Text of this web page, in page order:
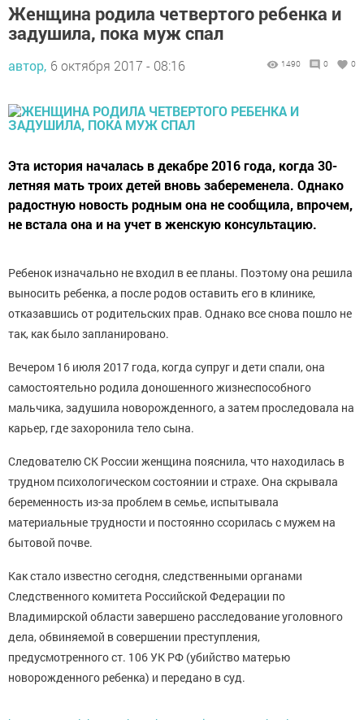
Женщина родила четвертого ребенка и
задушила, пока муж спал
автор, 6 октября 2017 - 08:16 1490 0 0
Эта история началась в декабре 2016 года, когда 30-
летняя мать троих детей вновь забеременела. Однако
радостную новость родным она не сообщила, впрочем,
не встала она и на учет в женскую консультацию.
Ребенок изначально не входил в ее планы. Поэтому она решила
выносить ребенка, а после родов оставить его в клинике,
отказавшись от родительских прав. Однако все снова пошло не
так, как было запланировано.
Вечером 16 июля 2017 года, когда супруг и дети спали, она
самостоятельно родила доношенного жизнеспособного
мальчика, задушила новорожденного, а затем проследовала на
карьер, где захоронила тело сына.
Следователю СК России женщина пояснила, что находилась в
трудном психологическом состоянии и страхе. Она скрывала
беременность из-за проблем в семье, испытывала
материальные трудности и постоянно ссорилась с мужем на
бытовой почве.
Как стало известно сегодня, следственными органами
Следственного комитета Российской Федерации по
Владимирской области завершено расследование уголовного
дела, обвиняемой в совершении преступления,
предусмотренного ст. 106 УК РФ (убийство матерью
новорожденного ребенка) и передано в суд.